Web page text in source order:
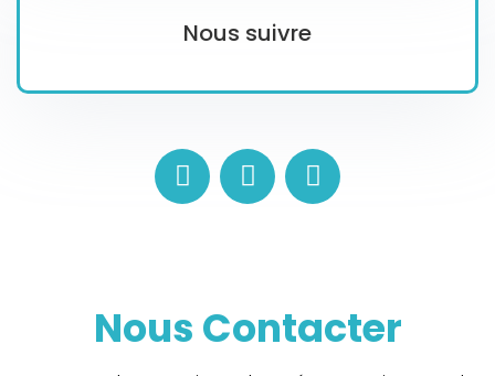
Nous suivre
Nous Contacter